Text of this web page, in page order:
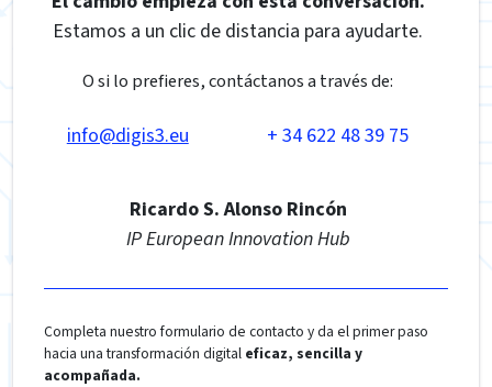
Estamos a un clic de distancia para ayudarte.
O si lo prefieres, contáctanos a través de:
info@digis3.eu + 34 622 48 39 75
Ricardo S. Alonso Rincón
IP European Innovation Hub
Completa nuestro formulario de contacto y da el primer paso
hacia una transformación digital eficaz, sencilla y
acompañada.